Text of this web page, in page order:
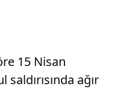
15 Nisan
ağır